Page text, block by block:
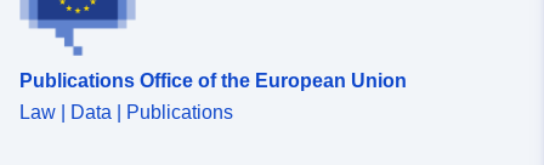
Publications Office of the European Union
Law | Data | Publications